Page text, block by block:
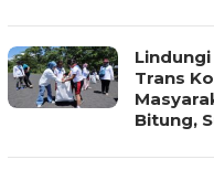
Trans
Bitung,